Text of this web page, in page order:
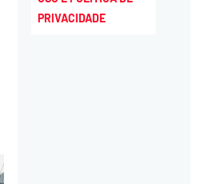
PRIVACIDADE